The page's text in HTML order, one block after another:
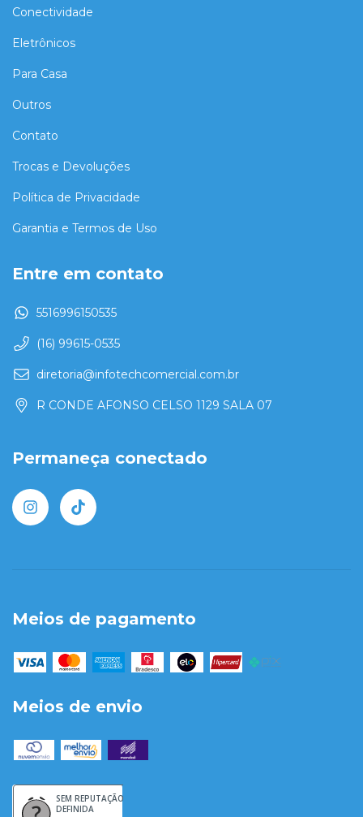
Conectividade
Eletrônicos
Para Casa
Outros
Contato
Trocas e Devoluções
Política de Privacidade
Garantia e Termos de Uso
Entre em contato
5516996150535
(16) 99615-0535
diretoria@infotechcomercial.com.br
R CONDE AFONSO CELSO 1129 SALA 07
Permaneça conectado
Meios de pagamento
Meios de envio
SEM REPUTAÇÃO
DEFINIDA